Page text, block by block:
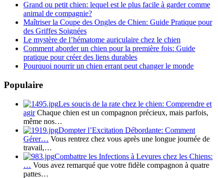
Grand ou petit chien: lequel est le plus facile à garder comme
animal de compagnie?
Maîtriser la Coupe des Ongles de Chien: Guide Pratique pour
des Griffes Soignées
Le mystère de l’hématome auriculaire chez le chien
Comment aborder un chien pour la première fois: Guide
pratique pour créer des liens durables
Pourquoi nourrir un chien errant peut changer le monde
Populaire
Les soucis de la rate chez le chien: Comprendre et
agirChaque chien est un compagnon précieux, mais parfois,
même nos…
Dompter l’Excitation Débordante: Comment
Gérer… Vous rentrez chez vous après une longue journée de
travail,…
Combattre les Infections à Levures chez les Chiens:
… Vous avez remarqué que votre fidèle compagnon à quatre
pattes…